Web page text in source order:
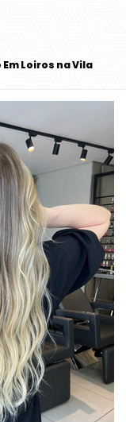
Loiros na Vila